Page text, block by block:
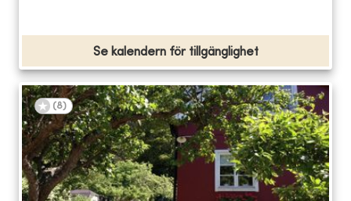
Se kalendern för tillgänglighet
(8)